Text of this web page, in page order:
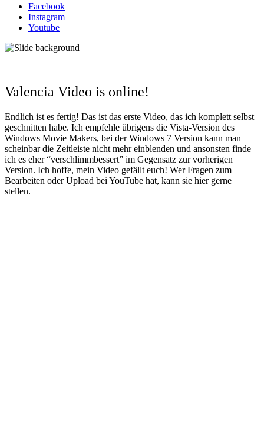
Facebook
Instagram
Youtube
Valencia Video is online!
Endlich ist es fertig! Das ist das erste Video, das ich komplett selbst
geschnitten habe. Ich empfehle übrigens die Vista-Version des
Windows Movie Makers, bei der Windows 7 Version kann man
scheinbar die Zeitleiste nicht mehr einblenden und ansonsten finde
ich es eher “verschlimmbessert” im Gegensatz zur vorherigen
Version. Ich hoffe, mein Video gefällt euch! Wer Fragen zum
Bearbeiten oder Upload bei YouTube hat, kann sie hier gerne
stellen.